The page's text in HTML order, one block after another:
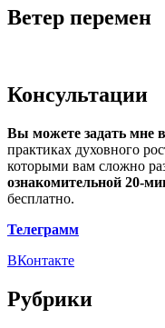
Ветер перемен
Консультации
Вы можете задать мне
практиках духовного
которыми вам сложно
ознакомительной 20-
бесплатно.
Телеграмм
ВКонтакте
Рубрики